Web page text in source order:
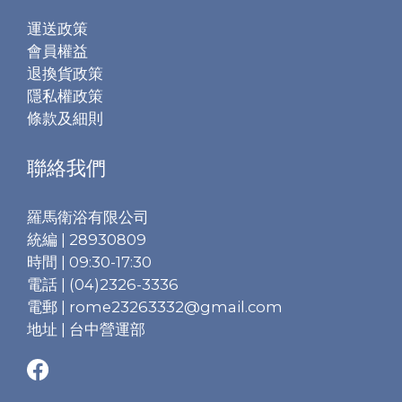
運送政策
會員權益
退換貨政策
隱私權政策
條款及細則
聯絡我們
羅馬衛浴有限公司
統編 | 28930809
時間 | 09:30-17:30
電話 | (04)2326-3336
電郵 | rome23263332@gmail.com
地址 | 台中營運部